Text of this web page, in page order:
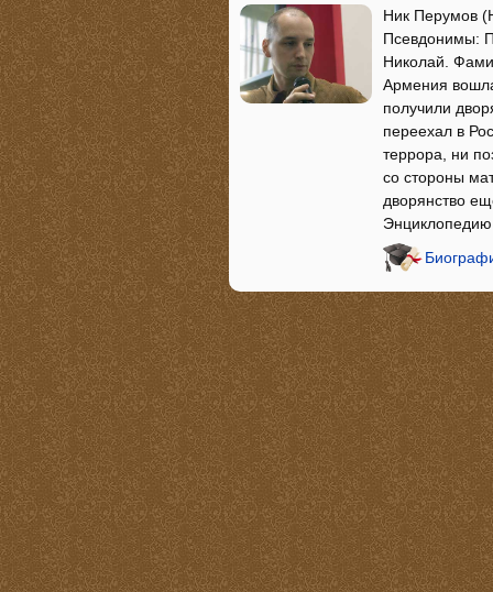
Ник Перумов
Псевдонимы:
Николай.
Армения
получили
переехал в
террора, ни
со стороны
дворянство